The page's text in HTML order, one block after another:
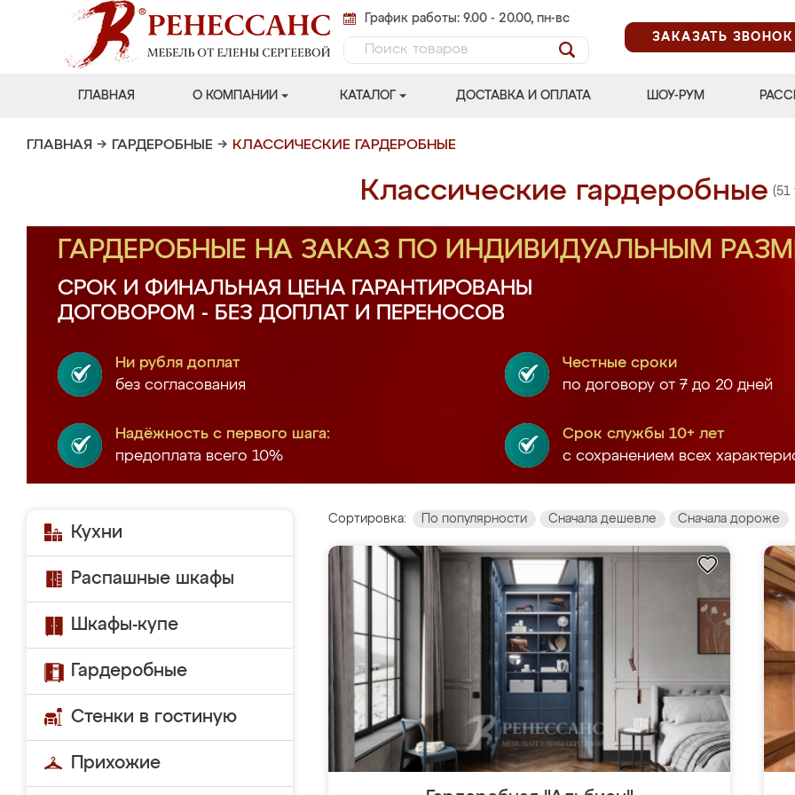
График работы: 9.00 - 20.00, пн-вс
ЗАКАЗАТЬ ЗВОНОК
ГЛАВНАЯ О КОМПАНИИ КАТАЛОГ ДОСТАВКА И ОПЛАТА ШОУ-РУМ
ГЛАВНАЯ → ГАРДЕРОБНЫЕ → КЛАССИЧЕСКИЕ ГАРДЕРОБНЫЕ
Классические гардеробные (51
ГАРДЕРОБНЫЕ НА ЗАКАЗ ПО ИНДИВИДУАЛЬНЫМ
СРОК И ФИНАЛЬНАЯ ЦЕНА ГАРАНТИРОВАНЫ
ДОГОВОРОМ - БЕЗ ДОПЛАТ И ПЕРЕНОСОВ
Ни рубля доплат
без согласования
Честные сроки
по договору от 7 до 20 дней
Надёжность с первого шага:
предоплата всего 10%
Срок службы 10+ лет
с сохранением всех
Кухни
Распашные шкафы
Шкафы-купе
Гардеробные
Стенки в гостиную
Прихожие
Сортировка: По популярности Сначала дешевле Сначала дороже